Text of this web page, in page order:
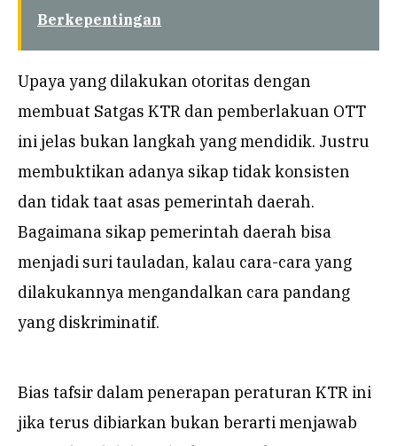
Berkepentingan
Upaya yang dilakukan otoritas dengan
membuat Satgas KTR dan pemberlakuan OTT
ini jelas bukan langkah yang mendidik. Justru
membuktikan adanya sikap tidak konsisten
dan tidak taat asas pemerintah daerah.
Bagaimana sikap pemerintah daerah bisa
menjadi suri tauladan, kalau cara-cara yang
dilakukannya mengandalkan cara pandang
yang diskriminatif.
Bias tafsir dalam penerapan peraturan KTR ini
jika terus dibiarkan bukan berarti menjawab